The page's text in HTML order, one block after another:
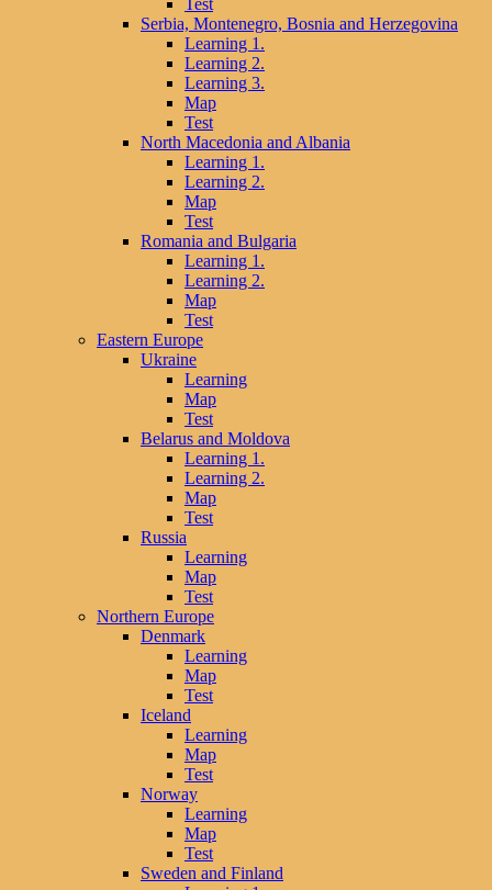
Serbia, Montenegro, Bosnia and Herzegovina
Learning 1.
Learning 2.
Learning 3.
Map
Test
North Macedonia and Albania
Learning 1.
Learning 2.
Map
Test
Romania and Bulgaria
Learning 1.
Learning 2.
Map
Test
Eastern Europe
Ukraine
Learning
Map
Test
Belarus and Moldova
Learning 1.
Learning 2.
Map
Test
Russia
Learning
Map
Test
Northern Europe
Denmark
Learning
Map
Test
Iceland
Learning
Map
Test
Norway
Learning
Map
Test
Sweden and Finland